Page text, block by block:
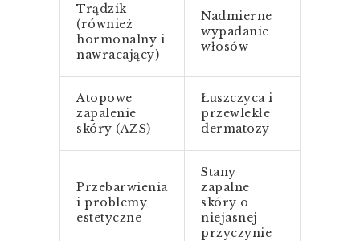
Trądzik
(również
hormonalny i
nawracający)
Nadmierne
wypadanie
włosów
Atopowe
zapalenie
skóry (AZS)
Łuszczyca i
przewlekłe
dermatozy
Przebarwienia
i problemy
estetyczne
Stany
zapalne
skóry o
niejasnej
przyczynie